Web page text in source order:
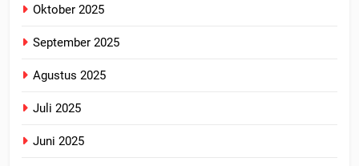
Oktober 2025
September 2025
Agustus 2025
Juli 2025
Juni 2025